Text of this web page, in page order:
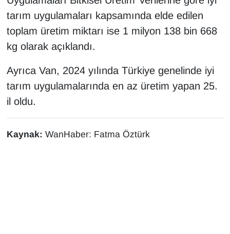
tarım uygulamaları kapsamında elde edilen
toplam üretim miktarı ise 1 milyon 138 bin 668
kg olarak açıklandı.
Ayrıca Van, 2024 yılında Türkiye genelinde iyi
tarım uygulamalarında en az üretim yapan 25.
il oldu.
Kaynak: WanHaber: Fatma Öztürk
SİYASET
SPOR
TEBRİK
TEKNOLOJİ